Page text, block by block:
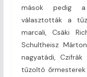
mások pedig a
választották a
marcali, Csáki
Schultheisz
nagyatádi, Czifrák
tűzoltó